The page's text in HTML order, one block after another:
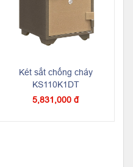
Két sắt chống cháy
KS110K1DT
5,831,000 đ